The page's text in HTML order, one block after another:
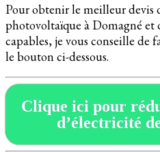
Pour obtenir le meilleur devis
photovoltaïque à Domagné et
capables, je vous conseille de
le bouton ci-dessous.
Clique ici pour
d’électricité